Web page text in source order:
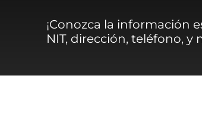
¡Conozca la información
NIT, dirección, teléfono, y